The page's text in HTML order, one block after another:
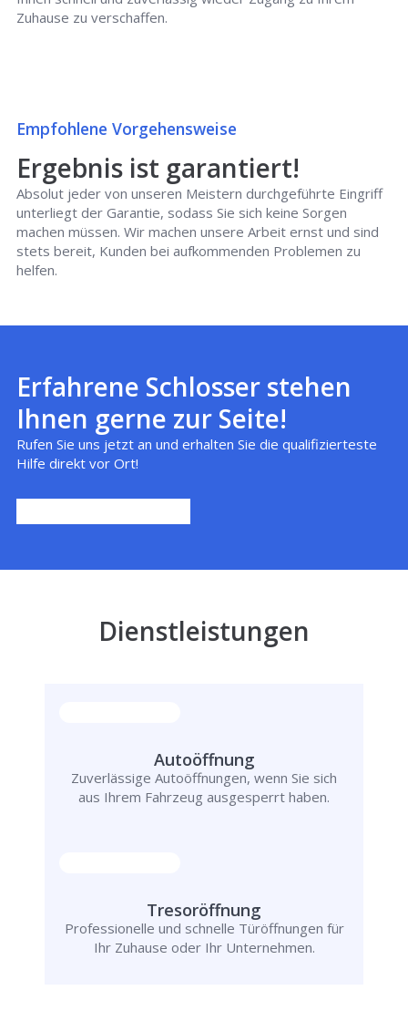
Zuhause zu verschaffen.
Empfohlene Vorgehensweise
Ergebnis ist garantiert!
Absolut jeder von unseren Meistern durchgeführte Eingriff
unterliegt der Garantie, sodass Sie sich keine Sorgen
machen müssen. Wir machen unsere Arbeit ernst und sind
stets bereit, Kunden bei aufkommenden Problemen zu
helfen.
Erfahrene Schlosser stehen
Ihnen gerne zur Seite!
Rufen Sie uns jetzt an und erhalten Sie die qualifizierteste
Hilfe direkt vor Ort!
Dienstleistungen
Autoöffnung
Zuverlässige Autoöffnungen, wenn Sie sich
aus Ihrem Fahrzeug ausgesperrt haben.
Tresoröffnung
Professionelle und schnelle Türöffnungen für
Ihr Zuhause oder Ihr Unternehmen.